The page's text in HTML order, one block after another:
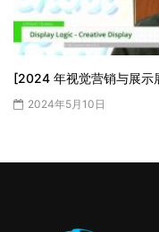
[2024 年视觉营销与展示
2024年5月10日